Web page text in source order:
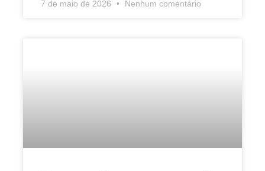
7 de maio de 2026 Nenhum comentário